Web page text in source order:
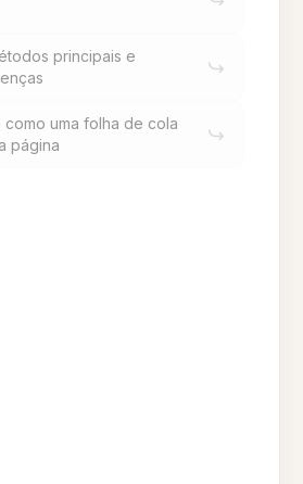
principais e
como uma folha de cola
página